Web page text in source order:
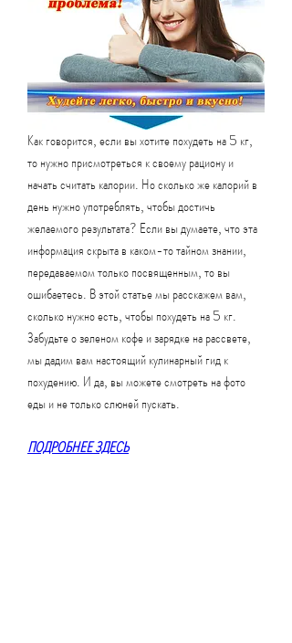
Как говорится, если вы хотите похудеть на 5 кг,
то нужно присмотреться к своему рациону и
начать считать калории. Но сколько же калорий в
день нужно употреблять, чтобы достичь
желаемого результата? Если вы думаете, что эта
информация скрыта в каком-то тайном знании,
передаваемом только посвященным, то вы
ошибаетесь. В этой статье мы расскажем вам,
сколько нужно есть, чтобы похудеть на 5 кг.
Забудьте о зеленом кофе и зарядке на рассвете,
мы дадим вам настоящий кулинарный гид к
похудению. И да, вы можете смотреть на фото
еды и не только слюней пускать.
ПОДРОБНЕЕ ЗДЕСЬ